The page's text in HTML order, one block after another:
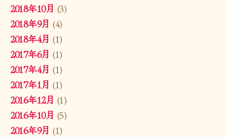
2018年10月 (3)
2018年9月 (4)
2018年4月 (1)
2017年6月 (1)
2017年4月 (1)
2017年1月 (1)
2016年12月 (1)
2016年10月 (5)
2016年9月 (1)